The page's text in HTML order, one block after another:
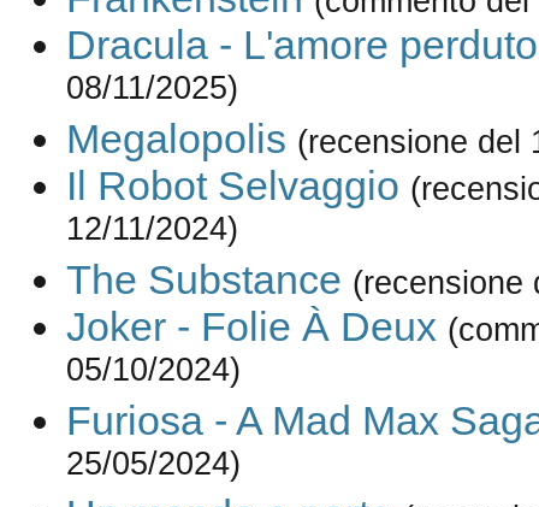
Dracula - L'amore perduto
08/11/2025)
Megalopolis (recensione del
Il Robot Selvaggio
12/11/2024)
The Substance (recensione
Joker - Folie À Deux
05/10/2024)
Furiosa - A Mad Max
25/05/2024)